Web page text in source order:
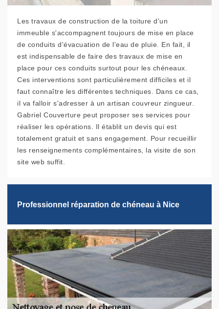
Les travaux de construction de la toiture d'un
immeuble s'accompagnent toujours de mise en place
de conduits d'évacuation de l'eau de pluie. En fait, il
est indispensable de faire des travaux de mise en
place pour ces conduits surtout pour les chéneaux.
Ces interventions sont particulièrement difficiles et il
faut connaître les différentes techniques. Dans ce cas,
il va falloir s'adresser à un artisan couvreur zingueur.
Gabriel Couverture peut proposer ses services pour
réaliser les opérations. Il établit un devis qui est
totalement gratuit et sans engagement. Pour recueillir
les renseignements complémentaires, la visite de son
site web suffit.
Professionnel réparation de chéneau à Nice